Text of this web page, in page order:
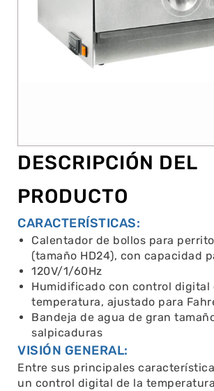
DESCRIPCIÓN DEL
PRODUCTO
CARACTERÍSTICAS:
Calentador de bollos para
(tamaño HD24), con capacidad
120V/1/60Hz
Humidificado con control digital
temperatura, ajustado para
Bandeja de agua de gran
salpicaduras
VISIÓN GENERAL:
Entre sus principales
un control digital de la